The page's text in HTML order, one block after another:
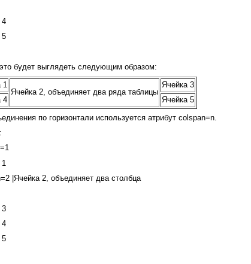
4
5
будет выглядеть следующим образом:
1
Ячейка 2, объединяет два ряда таблицы
Ячейка 3
4
Ячейка 5
по горизонтали используется атрибут colspan=n.
|Ячейка 2, объединяет два столбца
3
4
5